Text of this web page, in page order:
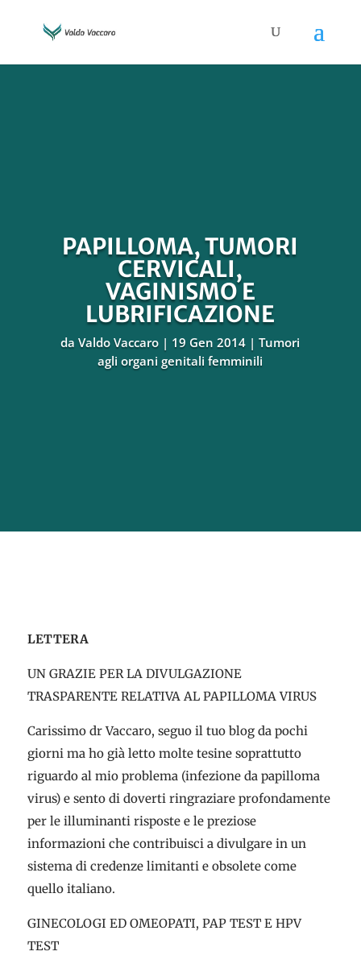
PAPILLOMA, TUMORI
CERVICALI,
VAGINISMO E
LUBRIFICAZIONE
daValdo Vaccaro 19 Gen 2014
Tumori
agli organi genitali femminili
LETTERA
UN GRAZIE PER LA DIVULGAZIONE
TRASPARENTE RELATIVA AL PAPILLOMA VIRUS
Carissimo dr Vaccaro, seguo il tuo blog da pochi
giorni ma ho già letto molte tesine soprattutto
riguardo al mio problema (infezione da papilloma
virus) e sento di doverti ringraziare profondamente
per le illuminanti risposte e le preziose
informazioni che contribuisci a divulgare in un
sistema di credenze limitanti e obsolete come
quello italiano.
GINECOLOGI ED OMEOPATI, PAP TEST E HPV
TEST